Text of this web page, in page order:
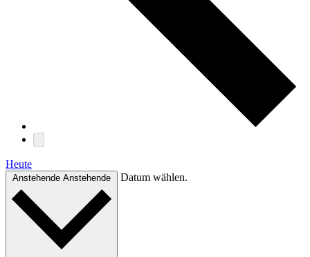
Heute
Anstehende Anstehende Datum wählen.